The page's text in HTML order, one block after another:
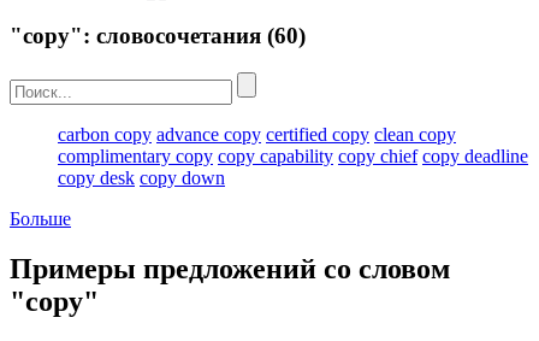
"copy": словосочетания (60)
carbon copy advance copy certified copy clean copy
complimentary copy copy capability copy chief copy deadline
copy desk copy down
Больше
Примеры предложений со словом
"copy"